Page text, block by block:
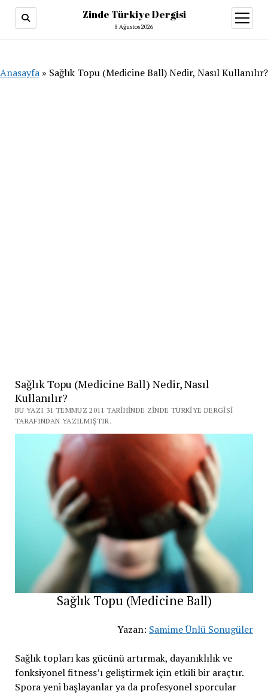
Zinde Türkiye Dergisi
8 Ağustos 2026
aç
Anasayfa » Sağlık Topu (Medicine Ball) Nedir, Nasıl Kullanılır?
Sağlık Topu (Medicine Ball) Nedir, Nasıl
Kullanılır?
BU YAZI 31 TEMMUZ 2011 TARIHINDE ZINDE TÜRKIYE DERGISI
TARAFINDAN YAZILMIŞTIR.
Sağlık Topu (Medicine Ball)
Yazan: Samime Ünlü Sonugüler
Sağlık topları kas gücünü artırmak, dayanıklılık ve
fonksiyonel fitness’ı geliştirmek için etkili bir araçtır.
Spora yeni başlayanlar ya da profesyonel sporcular